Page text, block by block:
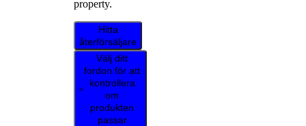
property.
Hitta
återförsäljare
Välj ditt
fordon för att
kontrollera
om
produkten
passar